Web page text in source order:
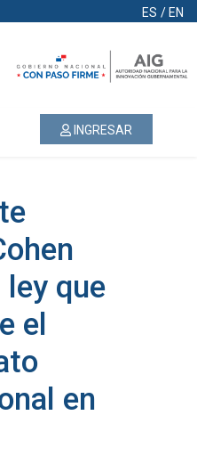
ES / EN
INGRESAR
que
el
en